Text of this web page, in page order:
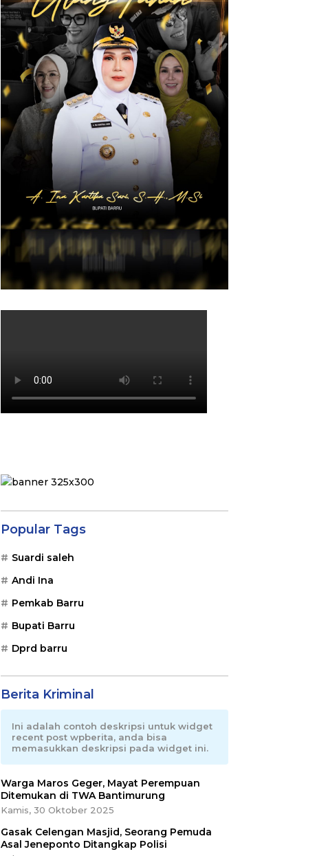
Popular Tags
Suardi saleh
Andi Ina
Pemkab Barru
Bupati Barru
Dprd barru
Berita Kriminal
Ini adalah contoh deskripsi untuk widget
recent post wpberita, anda bisa
memasukkan deskripsi pada widget ini.
Warga Maros Geger, Mayat Perempuan
Ditemukan di TWA Bantimurung
Kamis, 30 Oktober 2025
Gasak Celengan Masjid, Seorang Pemuda
Asal Jeneponto Ditangkap Polisi